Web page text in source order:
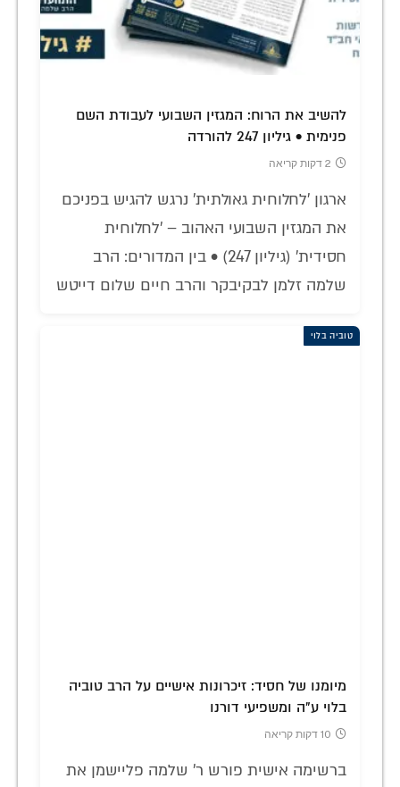
להשיב את הרוח: המגזין השבועי לעבודת השם
פנימית • גיליון 247 להורדה
2 דקות קריאה
ארגון 'לחלוחית גאולתית' נרגש להגיש בפניכם
את המגזין השבועי האהוב – 'לחלוחית
חסידית' (גיליון 247) • בין המדורים: הרב
שלמה זלמן לבקיבקר והרב חיים שלום דייטש
טוביה בלוי
מיומנו של חסיד: זיכרונות אישיים על הרב טוביה
בלוי ע"ה ומשפיעי דורנו
10 דקות קריאה
ברשימה אישית פורש ר' שלמה פליישמן את